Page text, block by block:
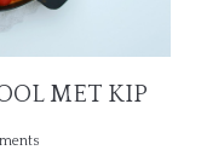
MET KIP